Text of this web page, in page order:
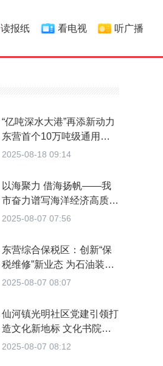
读报纸 看电视 听广播
“亿吨深水大港”再添新动力
东营首个10万吨级通用泊
位实现外贸首航
2025-08-18 09:14
以海聚力 借海扬帆——我
市奋力谱写海洋经济高质量
发展华彩乐章
2025-08-07 07:56
东营综合保税区：创新“保
税维修”新业态 为石油装备
海外维修“减负增效”
2025-08-07 08:07
仙河镇光明社区党建引领打
造文化新地标 文化书院扮
靓居民幸福生活
2025-08-07 08:12